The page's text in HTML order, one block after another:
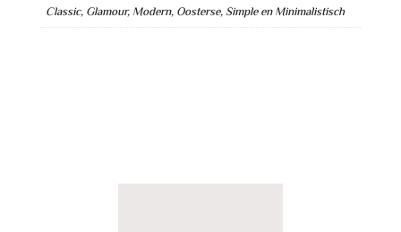
Classic, Glamour, Modern, Oosterse, Simple en Minimalistisch